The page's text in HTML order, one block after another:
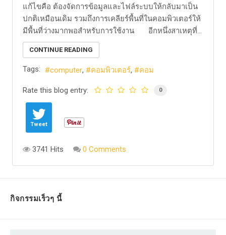
แก้ไขคือ ต้องจัดการข้อมูลและไฟล์ระบบให้กลับมาเป็น
ปกติเหมือนเดิม รวมถึงการเคลียร์พื้นที่ในคอมพิวเตอร์ให้
มีพื้นที่ว่างมากพอสำหรับการใช้งาน อีกหนึ่งสาเหตุที่...
CONTINUE READING
Tags: computer คอมพิวเตอร์ คอม
Rate this blog entry: 0
Tweet
3741 Hits 0 Comments
กิจกรรมเร็วๆ นี้